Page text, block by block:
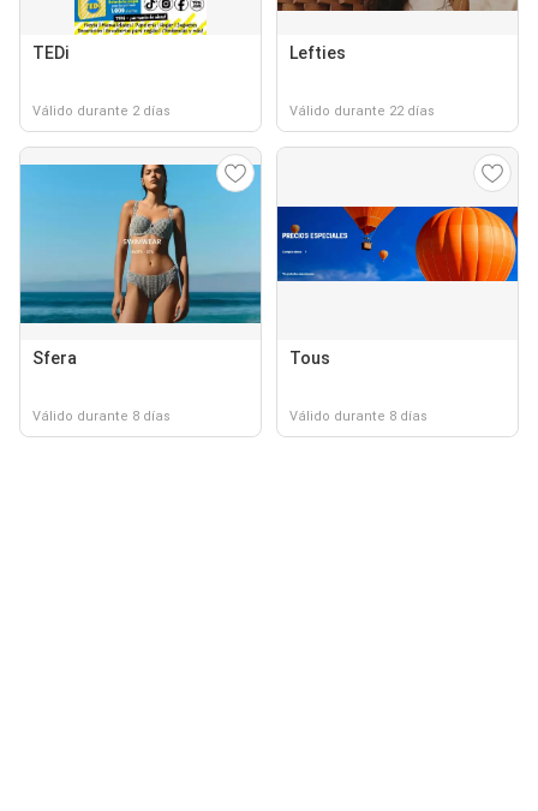
TEDi
Válido durante 2 días
Lefties
Válido durante 22 días
Sfera
Válido durante 8 días
Tous
Válido durante 8 días